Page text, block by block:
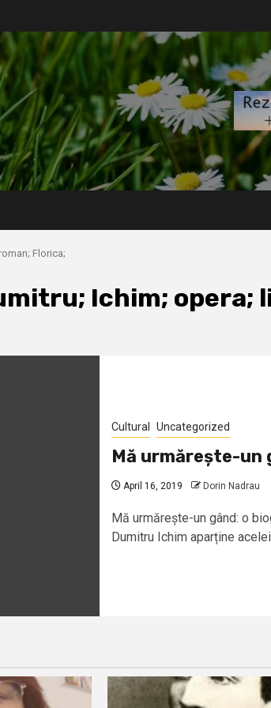
Florica;
Ichim; opera;
Cultural Uncategorized
Mă urmărește-un
April 16, 2019 Dorin Nadrau
Mă urmărește-un gând: o
Dumitru Ichim aparține